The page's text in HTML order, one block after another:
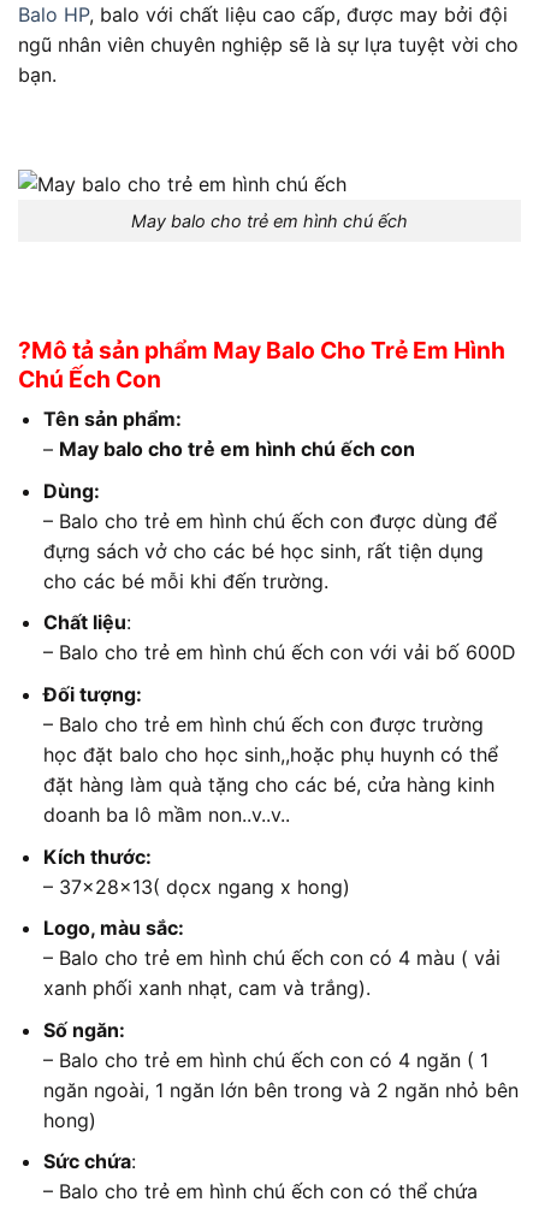
Balo HP, balo với chất liệu cao cấp, được may bởi đội
ngũ nhân viên chuyên nghiệp sẽ là sự lựa tuyệt vời cho
bạn.
May balo cho trẻ em hình chú ếch
?Mô tả sản phẩm May Balo Cho Trẻ Em Hình
Chú Ếch Con
Tên sản phẩm:
– May balo cho trẻ em hình chú ếch con
Dùng:
– Balo cho trẻ em hình chú ếch con được dùng để
đựng sách vở cho các bé học sinh, rất tiện dụng
cho các bé mỗi khi đến trường.
Chất liệu:
– Balo cho trẻ em hình chú ếch con với vải bố 600D
Đối tượng:
– Balo cho trẻ em hình chú ếch con được trường
học đặt balo cho học sinh,,hoặc phụ huynh có thể
đặt hàng làm quà tặng cho các bé, cửa hàng kinh
doanh ba lô mầm non..v..v..
Kích thước:
– 37x28x13( dọcx ngang x hong)
Logo, màu sắc:
– Balo cho trẻ em hình chú ếch con có 4 màu ( vải
xanh phối xanh nhạt, cam và trắng).
Số ngăn:
– Balo cho trẻ em hình chú ếch con có 4 ngăn ( 1
ngăn ngoài, 1 ngăn lớn bên trong và 2 ngăn nhỏ bên
hong)
Sức chứa:
– Balo cho trẻ em hình chú ếch con có thể chứa